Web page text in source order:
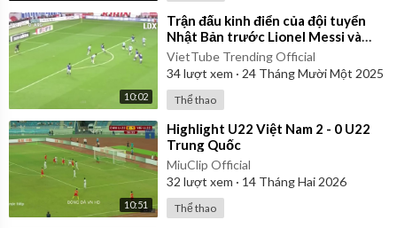
10:02
⁣Trận đấu kinh điển của đội tuyển
Nhật Bản trước Lionel Messi và
Argentina - Nhật Bản 4-0
Argentina
VietTube Trending Official
34lượt xem · 24 Tháng Mười Một 2025
Thể thao
10:51
⁣Highlight U22 Việt Nam 2 - 0 U22
Trung Quốc
MiuClip Official
32 lượt xem · 14 Tháng Hai 2026
Thể thao